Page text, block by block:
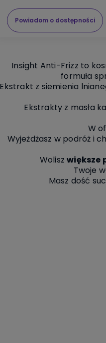
Powiadom o dostępności
Insight Anti-Frizz to
formuła
Ekstrakt z siemienia
Ekstrakty z masła
W
Wyjeżdżasz w podróż i
Woliszwiększe
Twoje
Masz dość